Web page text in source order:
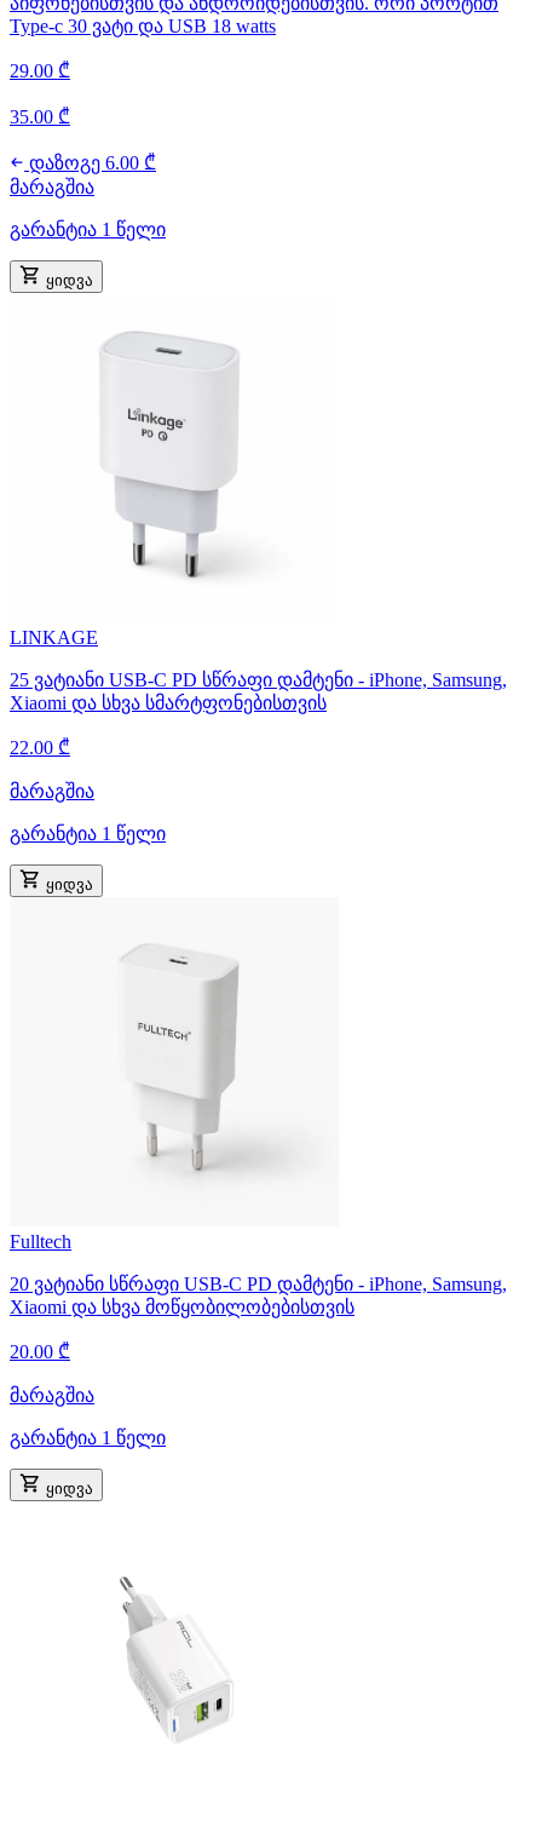
Type-c 30 ვატი და USB 18 watts
29.00 ₾
35.00 ₾
დაზოგე 6.00 ₾
მარაგშია
გარანტია 1 წელი
ყიდვა
LINKAGE
25 ვატიანი USB-C PD სწრაფი დამტენი - iPhone, Samsung,
Xiaomi და სხვა სმარტფონებისთვის
22.00 ₾
მარაგშია
გარანტია 1 წელი
ყიდვა
Fulltech
20 ვატიანი სწრაფი USB-C PD დამტენი - iPhone, Samsung,
Xiaomi და სხვა მოწყობილობებისთვის
20.00 ₾
მარაგშია
გარანტია 1 წელი
ყიდვა